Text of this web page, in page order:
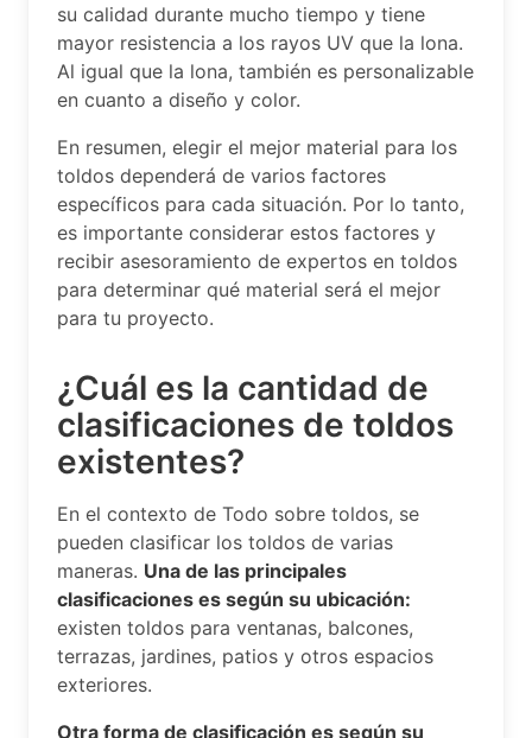
su calidad durante mucho tiempo y tiene
mayor resistencia a los rayos UV que la lona.
Al igual que la lona, también es personalizable
en cuanto a diseño y color.
En resumen, elegir el mejor material para los
toldos dependerá de varios factores
específicos para cada situación. Por lo tanto,
es importante considerar estos factores y
recibir asesoramiento de expertos en toldos
para determinar qué material será el mejor
para tu proyecto.
¿Cuál es la cantidad de
clasificaciones de toldos
existentes?
En el contexto de Todo sobre toldos, se
pueden clasificar los toldos de varias
maneras. Una de las principales
clasificaciones es según su ubicación:
existen toldos para ventanas, balcones,
terrazas, jardines, patios y otros espacios
exteriores.
Otra forma de clasificación es según su